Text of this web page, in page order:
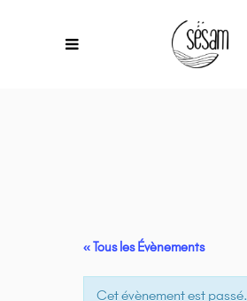
« Tous les Évènements
Cet évènement est passé.